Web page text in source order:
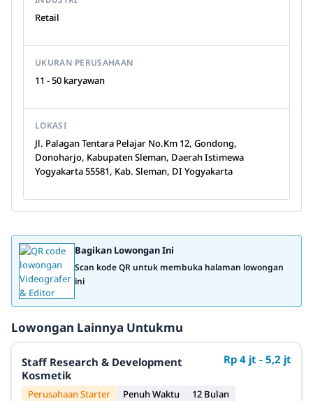
Retail
UKURAN PERUSAHAAN
11 - 50 karyawan
LOKASI
Jl. Palagan Tentara Pelajar No.Km 12, Gondong,
Donoharjo, Kabupaten Sleman, Daerah Istimewa
Yogyakarta 55581, Kab. Sleman, DI Yogyakarta
Bagikan Lowongan Ini
Scan kode QR untuk membuka halaman lowongan
ini
Lowongan Lainnya Untukmu
Staff Research & Development
Kosmetik
Rp 4 jt - 5,2 jt
Perusahaan Starter Penuh Waktu
12 Bulan